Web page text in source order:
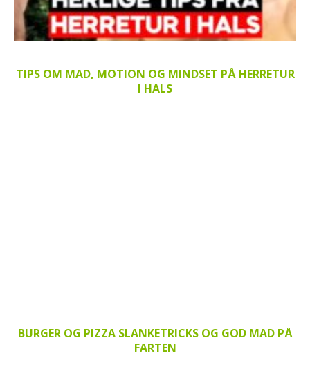
TIPS OM MAD, MOTION OG MINDSET PÅ HERRETUR
I HALS
BURGER OG PIZZA SLANKETRICKS OG GOD MAD PÅ
FARTEN